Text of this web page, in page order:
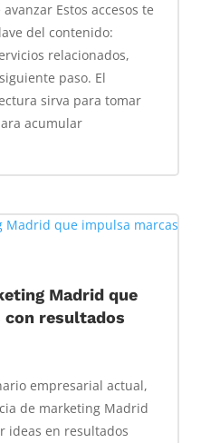
Estos accesos te
del contenido:
relacionados,
paso. El
sirva para tomar
acumular
Madrid que
con resultados
empresarial actual,
de marketing Madrid
ideas en resultados